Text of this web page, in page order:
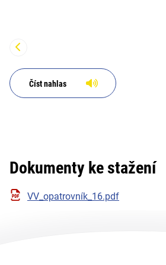
Číst nahlas
Dokumenty ke stažení
VV_opatrovník_16.pdf